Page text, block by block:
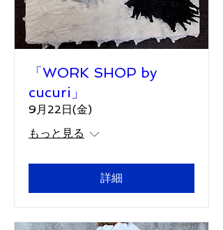
「WORK SHOP by
cucuri」
9月22日(金)
もっと見る
詳細